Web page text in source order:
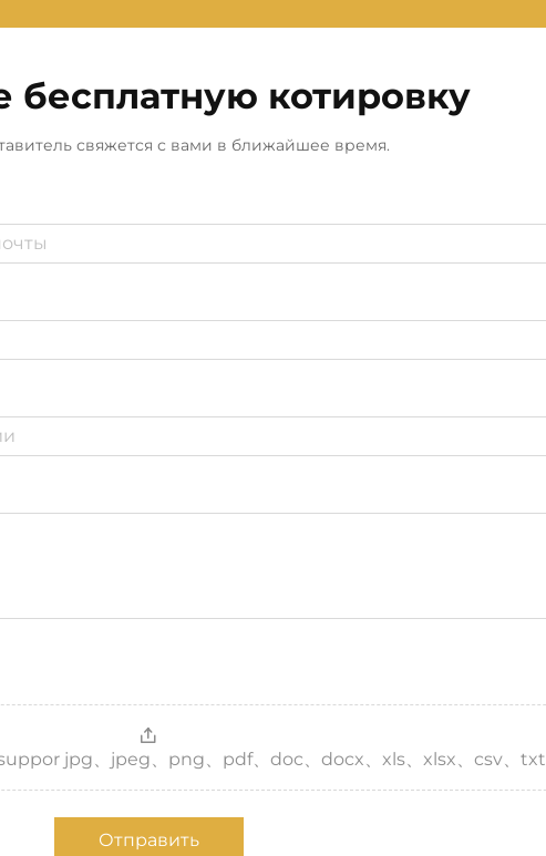
бесплатную котировку
свяжется с вами в ближайшее время.
jpg、jpeg、png、pdf、doc、docx、xls、xlsx、csv、txt
Отправить